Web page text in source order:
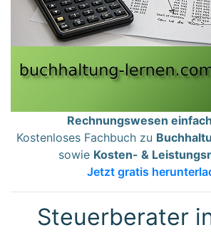
Rechnungswesen
Kostenloses Fachbuch zu
sowie Kosten- &
Jetzt gratis
Steuerberater